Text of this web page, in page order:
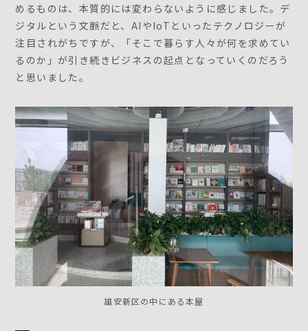
めるものは、本質的には変わらないように感じました。デ
ジタルという文脈だと、AIやIoTといったテクノロジーが
注目されがちですが、「そこで暮らす人々が何を求めてい
るのか」が引き続きビジネスの起点となっていくのだろう
と思いました。
雄安新区の中にある本屋